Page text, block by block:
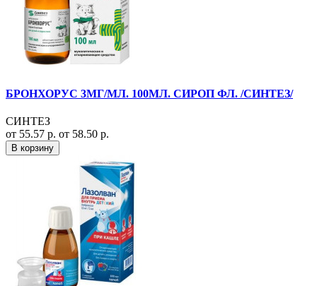
БРОНХОРУС 3МГ/МЛ. 100МЛ. СИРОП ФЛ. /СИНТЕЗ/
СИНТЕЗ
от 55.57 р. от 58.50 р.
В корзину